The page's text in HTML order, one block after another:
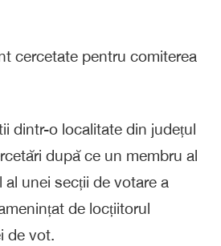
cercetate pentru comiterea
dintr-o localitate din județul
după ce un membru al
unei secții de votare a
de locțiitorul
de vot.